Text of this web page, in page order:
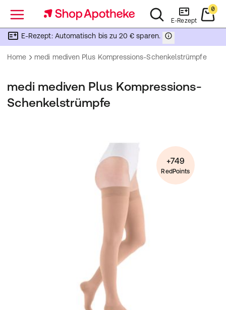
Menü E-Rezept
0
E-Rezept: Automatisch bis zu 20 € sparen.
Home medi mediven Plus Kompressions-Schenkelstrümpfe
medi mediven Plus Kompressions-
Schenkelstrümpfe
+749
RedPoints